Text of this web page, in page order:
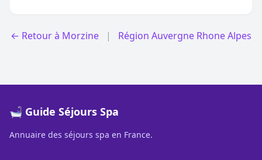
← Retour à Morzine | Région Auvergne Rhone Alpes
🛁 Guide Séjours Spa
Annuaire des séjours spa en France.